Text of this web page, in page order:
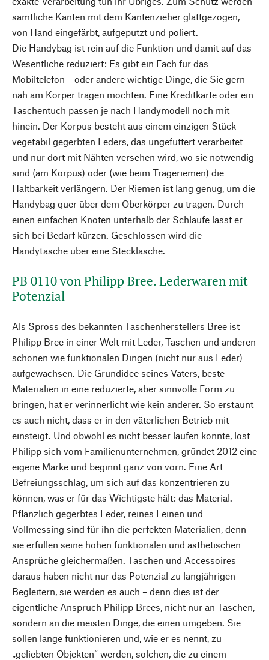
sämtliche Kanten mit dem Kantenzieher glattgezogen,
von Hand eingefärbt, aufgeputzt und poliert.
Die Handybag ist rein auf die Funktion und damit auf das
Wesentliche reduziert: Es gibt ein Fach für das
Mobiltelefon – oder andere wichtige Dinge, die Sie gern
nah am Körper tragen möchten. Eine Kreditkarte oder ein
Taschentuch passen je nach Handymodell noch mit
hinein. Der Korpus besteht aus einem einzigen Stück
vegetabil gegerbten Leders, das ungefüttert verarbeitet
und nur dort mit Nähten versehen wird, wo sie notwendig
sind (am Korpus) oder (wie beim Trageriemen) die
Haltbarkeit verlängern. Der Riemen ist lang genug, um die
Handybag quer über dem Oberkörper zu tragen. Durch
einen einfachen Knoten unterhalb der Schlaufe lässt er
sich bei Bedarf kürzen. Geschlossen wird die
Handytasche über eine Stecklasche.
PB 0110 von Philipp Bree. Lederwaren mit
Potenzial
Als Spross des bekannten Taschenherstellers Bree ist
Philipp Bree in einer Welt mit Leder, Taschen und anderen
schönen wie funktionalen Dingen (nicht nur aus Leder)
aufgewachsen. Die Grundidee seines Vaters, beste
Materialien in eine reduzierte, aber sinnvolle Form zu
bringen, hat er verinnerlicht wie kein anderer. So erstaunt
es auch nicht, dass er in den väterlichen Betrieb mit
einsteigt. Und obwohl es nicht besser laufen könnte, löst
Philipp sich vom Familienunternehmen, gründet 2012 eine
eigene Marke und beginnt ganz von vorn. Eine Art
Befreiungsschlag, um sich auf das konzentrieren zu
können, was er für das Wichtigste hält: das Material.
Pflanzlich gegerbtes Leder, reines Leinen und
Vollmessing sind für ihn die perfekten Materialien, denn
sie erfüllen seine hohen funktionalen und ästhetischen
Ansprüche gleichermaßen. Taschen und Accessoires
daraus haben nicht nur das Potenzial zu langjährigen
Begleitern, sie werden es auch – denn dies ist der
eigentliche Anspruch Philipp Brees, nicht nur an Taschen,
sondern an die meisten Dinge, die einen umgeben. Sie
sollen lange funktionieren und, wie er es nennt, zu
„geliebten Objekten“ werden, solchen, die zu einem